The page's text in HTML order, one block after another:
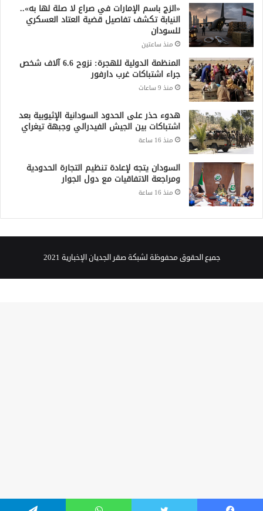
«الزج باسم الإمارات في صراع لا صلة لها به»..
النيابة تكشف تفاصيل قضية العتاد العسكري
للسودان
منذ ساعتين
المنظمة الدولية للهجرة: نزوح 6.6 آلاف شخص
جراء اشتباكات غرب دارفور
منذ 9 ساعات
هدوء حذر على الحدود السودانية الإثيوبية بعد
اشتباكات بين الجيش الفيدرالي وجبهة تيغراي
منذ 16 ساعة
السودان يتجه لإعادة تنظيم التجارة الحدودية
ومراجعة الاتفاقيات مع دول الجوار
منذ 16 ساعة
جميع الحقوق محفوظة لشبكة صقر الجديان الإخبارية 2021